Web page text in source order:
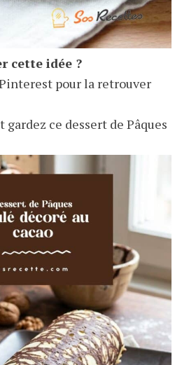
cette idée ?
pour la retrouver
gardez ce dessert de Pâques